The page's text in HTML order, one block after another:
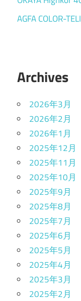
AGFA COLOR-
Archives
2026年3月
2026年2月
2026年1月
2025年12月
2025年11月
2025年10月
2025年9月
2025年8月
2025年7月
2025年6月
2025年5月
2025年4月
2025年3月
2025年2月